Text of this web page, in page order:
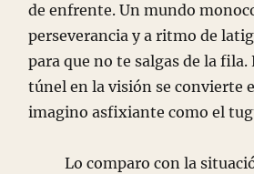
de enfrente. Un mundo
perseverancia y a ritmo de
para que no te salgas de la
túnel en la visión se convierte
imagino asfixiante como el
Lo comparo con la situación